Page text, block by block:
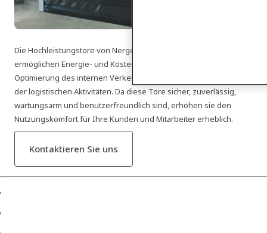
Die Hochleistungstore von Nergeco für den Innenbereich
ermöglichen Energie- und Kosteneinsparungen sowie eine
Optimierung des internen Verkehrsflusses, der Produktion und
der logistischen Aktivitäten. Da diese Tore sicher, zuverlässig,
wartungsarm und benutzerfreundlich sind, erhöhen sie den
Nutzungskomfort für Ihre Kunden und Mitarbeiter erheblich.
Kontaktieren Sie uns